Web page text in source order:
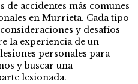
de accidentes más comunes
en Murrieta. Cada tipo
y desafíos
la experiencia de un
personales para
y buscar una
lesionada.